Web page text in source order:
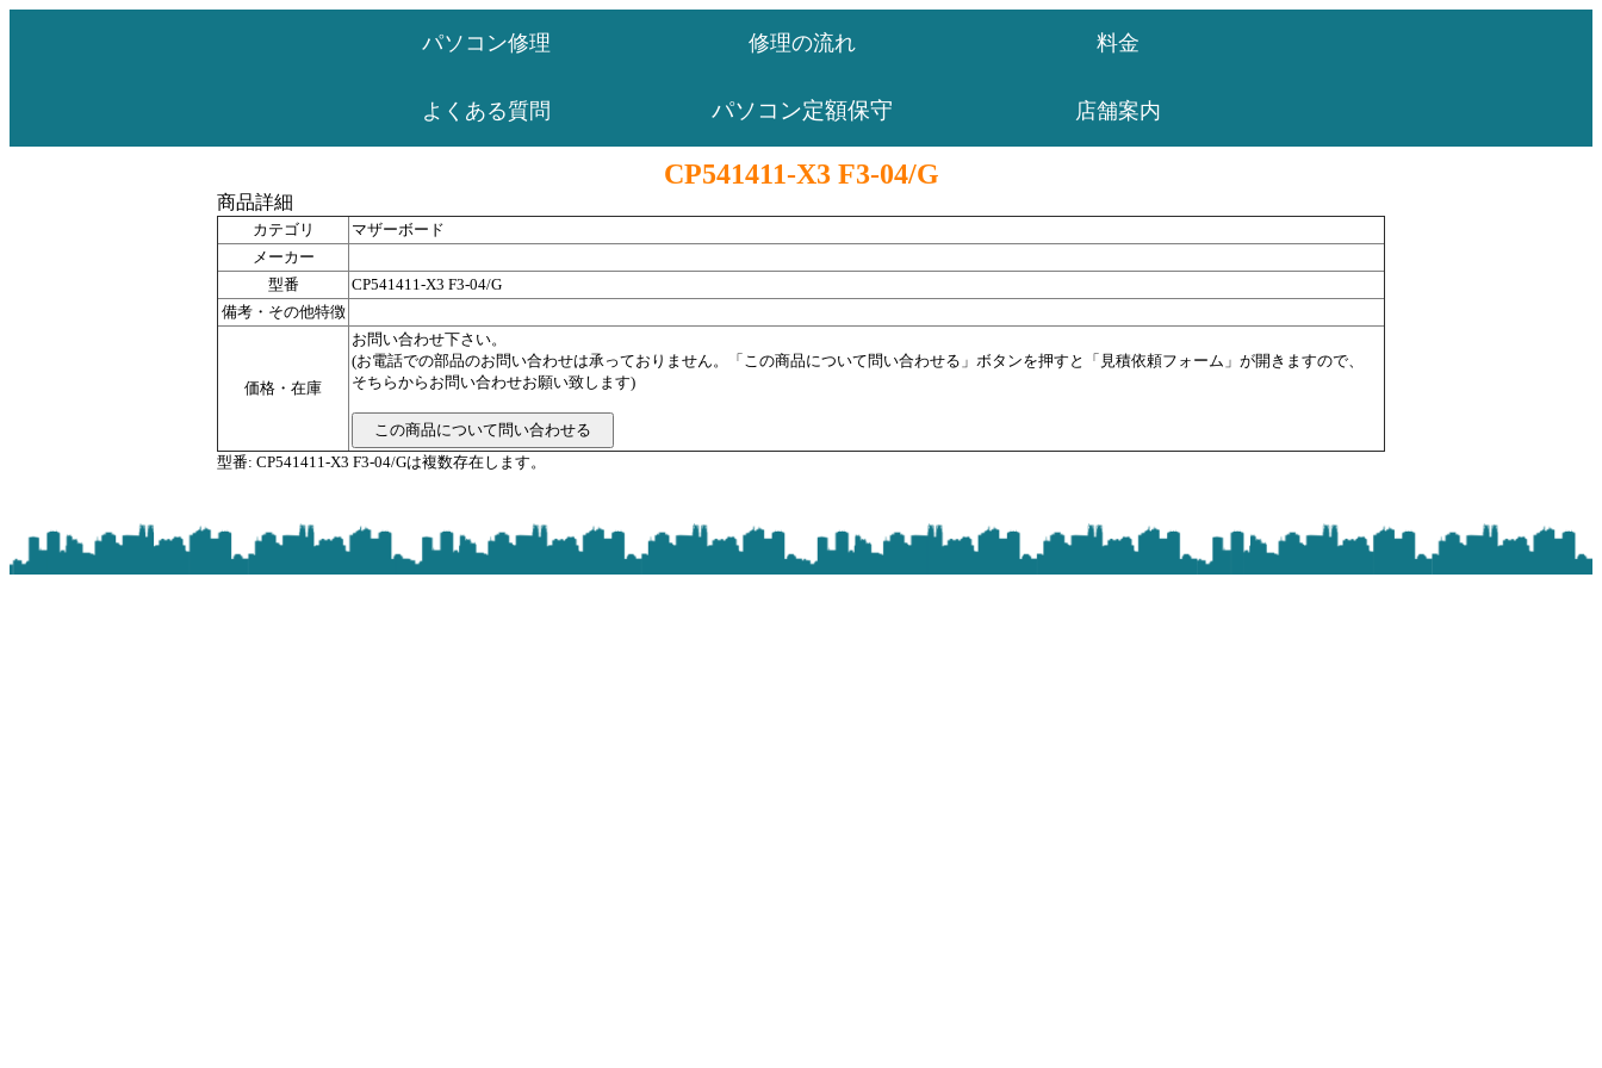
パソコン修理 修理の流れ 料金
よくある質問 パソコン定額保守 店舗案内
CP541411-X3 F3-04/G
商品詳細
カテゴリ
マザーボード
メーカー
型番
CP541411-X3 F3-04/G
備考・その他特徴
価格・在庫
お問い合わせ下さい。
(お電話での部品のお問い合わせは承っておりません。「この商品について問い合わせる」ボタンを押すと「見積依頼フォーム」が開きますので、
そちらからお問い合わせお願い致します)
型番: CP541411-X3 F3-04/Gは複数存在します。